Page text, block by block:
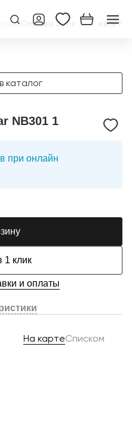
/Оправа Sense Eyewear
каталог
NB301 1
при онлайн
1 клик
и оплаты
На картеСписком